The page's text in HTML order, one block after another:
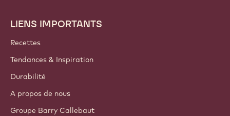
Footer
Callebaut
LIENS IMPORTANTS
Recettes
Tendances & Inspiration
Durabilité
A propos de nous
Groupe Barry Callebaut